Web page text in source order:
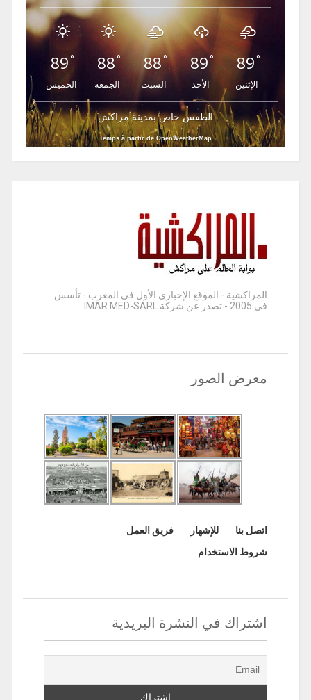
89°
الخميس
88°
الجمعة
88°
السبت
89°
الأحد
89°
الإثنين
الطقس خاص بمدينة مراكش
Temps à partir de OpenWeatherMap
المراكشية - الموقع الإخباري الأول في المغرب - تأسس
في 2005 - تصدر عن شركة IMAR MED-SARL
معرض الصور
اتصل بنا للإشهار
فريق العمل
شروط الاستخدام
اشتراك في النشرة البريدية